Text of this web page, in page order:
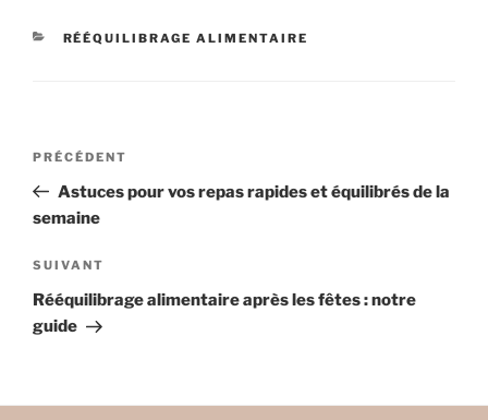
CATÉGORIES
RÉÉQUILIBRAGE ALIMENTAIRE
Navigation
l’article
Article
précédent
PRÉCÉDENT
Astuces pour vos repas rapides et équilibrés de la
semaine
Article
suivant
SUIVANT
Rééquilibrage alimentaire après les fêtes : notre
guide